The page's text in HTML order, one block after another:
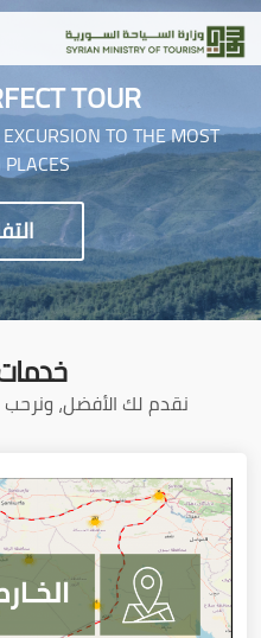
TOUR
TO THE MOST
نقدم لك الأفضل، ونرحب